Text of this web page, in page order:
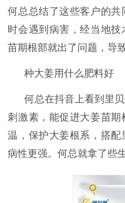
何总总结了这些客户的
时会遇到病害，经当地
苗期根部就出了问题，导
种大姜用什么肥料好
何总在抖音上看到里
刺激素，能促进大姜苗
温，保护大姜根系，搭
病性更强。何总就拿了些